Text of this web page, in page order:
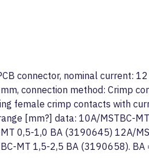
connector, nominal current:
connection method: Crimp
female crimp contacts with
[mm?] data: 10A/MSTBC-
0,5-1,0 BA (3190645) 12A/
MT 1,5-2,5 BA (3190658). BA